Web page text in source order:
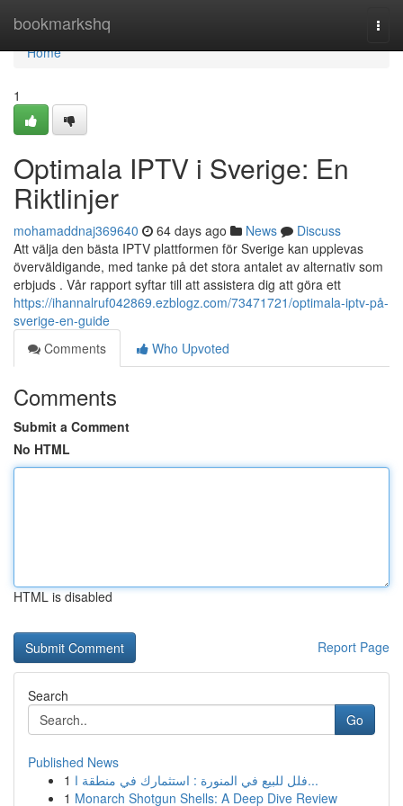
bookmarkshq
Home
Home
1
Optimala IPTV i Sverige: En
Riktlinjer
mohamaddnaj369640 64 days ago News
Discuss
Att välja den bästa IPTV plattformen för Sverige kan upplevas
överväldigande, med tanke på det stora antalet av alternativ som
erbjuds . Vår rapport syftar till att assistera dig att göra ett
https://ihannalruf042869.ezblogz.com/73471721/optimala-iptv-på-
sverige-en-guide
Comments
Who Upvoted
Comments
Submit a Comment
No HTML
HTML is disabled
Report Page
Search
Go
Published News
1
فلل للبيع في المنورة : استثمارك في منطقة ا...
1 Monarch Shotgun Shells: A Deep Dive Review